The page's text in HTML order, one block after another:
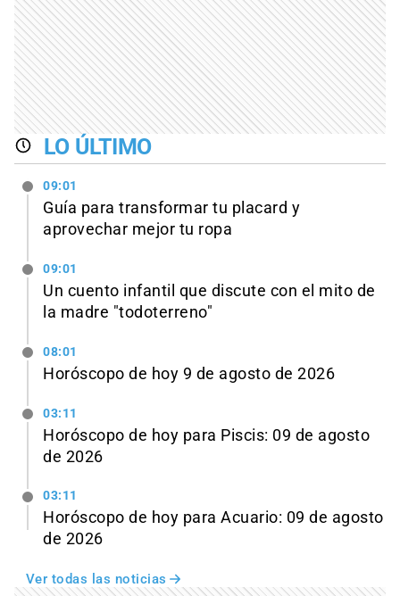
LO ÚLTIMO
09:01
Guía para transformar tu placard y
aprovechar mejor tu ropa
09:01
Un cuento infantil que discute con el mito de
la madre "todoterreno"
08:01
Horóscopo de hoy 9 de agosto de 2026
03:11
Horóscopo de hoy para Piscis: 09 de agosto
de 2026
03:11
Horóscopo de hoy para Acuario: 09 de agosto
de 2026
Ver todas las noticias